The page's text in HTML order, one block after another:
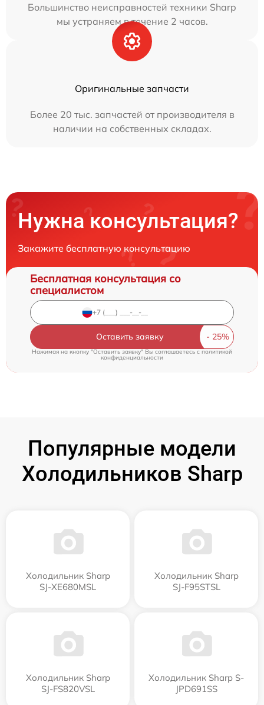
Большинство неисправностей техники Sharp
мы устраняем в течение 2 часов.
Оригинальные запчасти
Более 20 тыс. запчастей от производителя в
наличии на собственных складах.
Нужна консультация?
Закажите бесплатную консультацию
Бесплатная консультация со
специалистом
Оставить заявку
Нажимая на кнопку "Оставить заявку" Вы соглашаетесь cполитикой
конфиденциальности
Популярные модели
Холодильников Sharp
Холодильник Sharp
SJ-XE680MSL
Холодильник Sharp
SJ-F95STSL
Холодильник Sharp
SJ-FS820VSL
Холодильник Sharp S-
JPD691SS